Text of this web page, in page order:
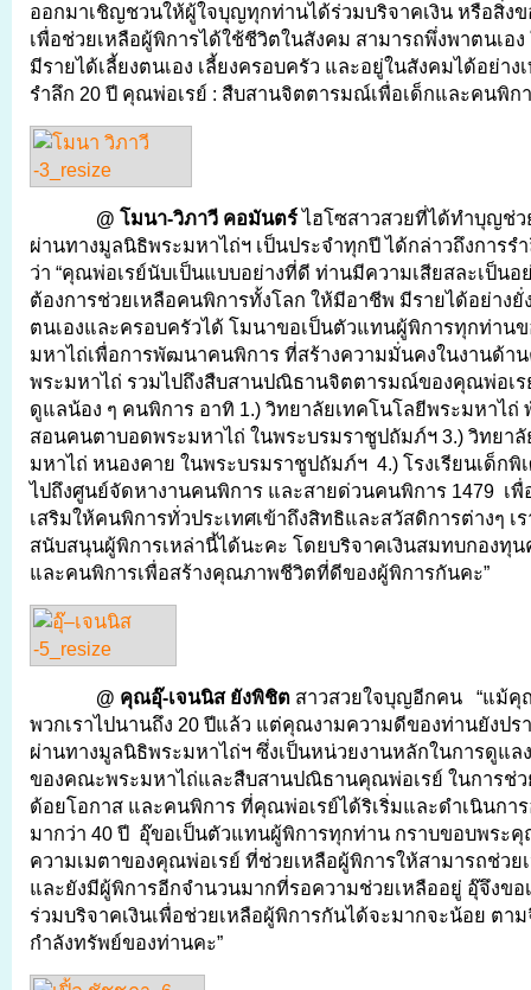
ออกมาเชิญชวนให้ผู้ใจบุญทุกท่านได้ร่วมบริจาคเงิน หรือสิ่งข
เพื่อช่วยเหลือผู้พิการได้ใช้ชีวิตในสังคม สามารถพึ่งพาตนเอ
มีรายได้เลี้ยงตนเอง เลี้ยงครอบครัว และอยู่ในสังคมได้อย่าง
รำลึก 20 ปี คุณพ่อเรย์ : สืบสานจิตตารมณ์เพื่อเด็กและคนพิก
@ โมนา-วิภาวี คอมันตร์ไฮโซสาวสวยที่ได้ทำบุญช่ว
ผ่านทางมูลนิธิพระมหาไถ่ฯ เป็นประจำทุกปี ได้กล่าวถึงการร
ว่า “คุณพ่อเรย์นับเป็นแบบอย่างที่ดี ท่านมีความเสียสละเป็นอ
ต้องการช่วยเหลือคนพิการทั้งโลก ให้มีอาชีพ มีรายได้อย่างยั่
ตนเองและครอบครัวได้ โมนาขอเป็นตัวแทนผู้พิการทุกท่า
มหาไถ่เพื่อการพัฒนาคนพิการ ที่สร้างความมั่นคงในงานด้า
พระมหาไถ่ รวมไปถึงสืบสานปณิธานจิตตารมณ์ของคุณพ่อเร
ดูแลน้อง ๆ คนพิการ อาทิ 1.) วิทยาลัยเทคโนโลยีพระมหาไถ่
สอนคนตาบอดพระมหาไถ่ ในพระบรมราชูปถัมภ์ฯ 3.) วิทยา
มหาไถ่ หนองคาย ในพระบรมราชูปถัมภ์ฯ 4.) โรงเรียนเด็กพิ
ไปถึงศูนย์จัดหางานคนพิการ และสายด่วนคนพิการ 1479 เพื่
เสริมให้คนพิการทั่วประเทศเข้าถึงสิทธิและสวัสดิการต่างๆ เ
สนับสนุนผู้พิการเหล่านี้ได้นะคะ โดยบริจาคเงินสมทบกองทุน
และคนพิการเพื่อสร้างคุณภาพชีวิตที่ดีของผู้พิการกันคะ”
@ คุณอุ๊-เจนนิส ยังพิชิต สาวสวยใจบุญอีกคน “แม้คุ
พวกเราไปนานถึง 20 ปีแล้ว แต่คุณงามความดีของท่านยังปร
ผ่านทางมูลนิธิพระมหาไถ่ฯ ซึ่งเป็นหน่วยงานหลักในการดูแ
ของคณะพระมหาไถ่และสืบสานปณิธานคุณพ่อเรย์ ในการช่ว
ด้อยโอกาส และคนพิการ ที่คุณพ่อเรย์ได้ริเริ่มและดำเนินการ
มากว่า 40 ปี อุ๊ขอเป็นตัวแทนผู้พิการทุกท่าน กราบขอบพระ
ความเมตาของคุณพ่อเรย์ ที่ช่วยเหลือผู้พิการให้สามารถช่วย
และยังมีผู้พิการอีกจำนวนมากที่รอความช่วยเหลืออยู่ อุ๊จึงข
ร่วมบริจาคเงินเพื่อช่วยเหลือผู้พิการกันได้จะมากจะน้อย ตา
กำลังทรัพย์ของท่านคะ”